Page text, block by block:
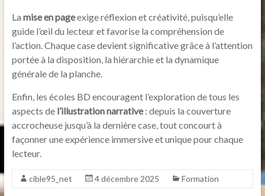
La mise en pageexige réflexion et créativité, puisqu’elle
guide l’œil du lecteur et favorise la compréhension de
l’action. Chaque case devient significative grâce à l’attention
portée à la disposition, la hiérarchie et la dynamique
générale de la planche.
Enfin, les écoles BD encouragent l’exploration de tous les
aspects de l’illustration narrative: depuis la couverture
accrocheuse jusqu’à la dernière case, tout concourt à
façonner une expérience immersive et unique pour chaque
lecteur.
cible95_net 4 décembre 2025 Formation